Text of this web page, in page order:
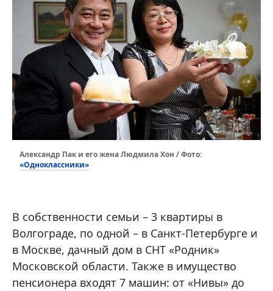
Александр Пак и его жена Людмила Хон / Фото:
«Одноклассники»
В собственности семьи – 3 квартиры в
Волгограде, по одной – в Санкт-Петербурге и
в Москве, дачный дом в СНТ «Родник»
Московской области. Также в имущество
пенсионера входят 7 машин: от «Нивы» до